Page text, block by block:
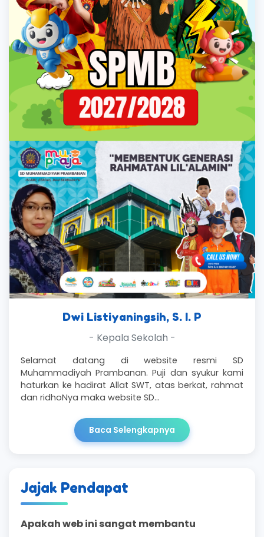
Dwi Listiyaningsih, S. I. P
- Kepala Sekolah -
Selamat datang di website resmi SD
Muhammadiyah Prambanan. Puji dan syukur kami
haturkan ke hadirat Allat SWT, atas berkat, rahmat
dan ridhoNya maka website SD…
Baca Selengkapnya
Jajak Pendapat
Apakah web ini sangat membantu